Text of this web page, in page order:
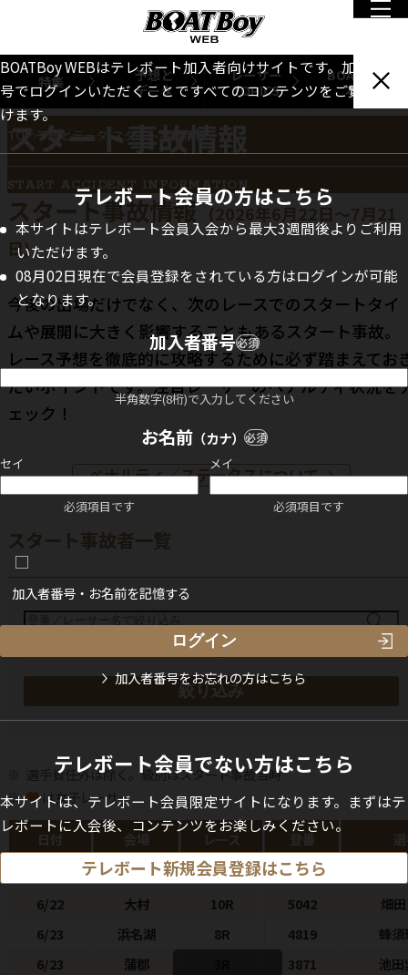
特集
予想と
データ
レーサー
TOPICS
BOATBoy
本誌
BOATBoy WEBはテレボート加入者向けサイトです。加入者番
号でログインいただくことですべてのコンテンツをご覧いただ
けます。
テレボート会員の方はこちら
本サイトはテレボート会員入会から最大3週間後よりご利用
いただけます。
08月02日現在で会員登録をされている方はログインが可能
となります。
加入者番号必須
半角数字(8桁)で入力してください
お名前（カナ） 必須
セイ
必須項目です
メイ
必須項目です
加入者番号・お名前を記憶する
加入者番号をお忘れの方はこちら
テレボート会員でない方はこちら
本サイトは、テレボート会員限定サイトになります。まずはテ
レボートに入会後、コンテンツをお楽しみください。
テレボート新規会員登録はこちら
TOP 予想とデータ スタート事故情報
スタート事故情報
START ACCIDENT INFORMATION
スタート事故情報 (2026年6月22日～7月21
日)
今後の出場だけでなく、次のレースでのスタートタイ
ムや展開に大きく影響することもあるスタート事故。
レース予想を徹底的に攻略するために必ず踏まえてお
たいポイントです。注目レーサーのペナルティ状況を
ェック！
ペナルティ／ステータスについて
スタート事故者一覧
絞り込み
選手責任外は除く。級別はスタート事故当時
は女子レーサー
日付 会場 レース 登番
尼崎 8R 3748
6/22
大村 10R 5042
畑
6/23
浜名湖 8R 4819
蜂
6/23
蒲郡 3871
池